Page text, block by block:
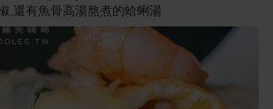
,還有魚骨高湯熬煮的蛤蜊湯